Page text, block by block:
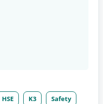
HSE K3 Safety